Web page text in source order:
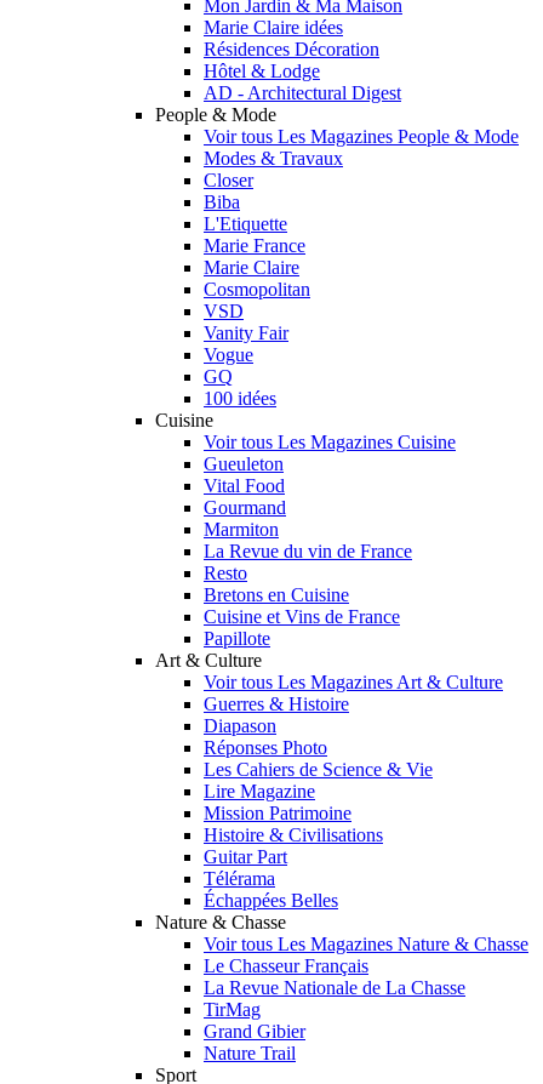
Mon Jardin & Ma Maison
Marie Claire idées
Résidences Décoration
Hôtel & Lodge
AD - Architectural Digest
People & Mode
Voir tous Les Magazines People & Mode
Modes & Travaux
Closer
Biba
L'Etiquette
Marie France
Marie Claire
Cosmopolitan
VSD
Vanity Fair
Vogue
GQ
100 idées
Cuisine
Voir tous Les Magazines Cuisine
Gueuleton
Vital Food
Gourmand
Marmiton
La Revue du vin de France
Resto
Bretons en Cuisine
Cuisine et Vins de France
Papillote
Art & Culture
Voir tous Les Magazines Art & Culture
Guerres & Histoire
Diapason
Réponses Photo
Les Cahiers de Science & Vie
Lire Magazine
Mission Patrimoine
Histoire & Civilisations
Guitar Part
Télérama
Échappées Belles
Nature & Chasse
Voir tous Les Magazines Nature & Chasse
Le Chasseur Français
La Revue Nationale de La Chasse
TirMag
Grand Gibier
Nature Trail
Sport